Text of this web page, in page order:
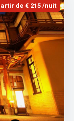
de € 215 /nuit